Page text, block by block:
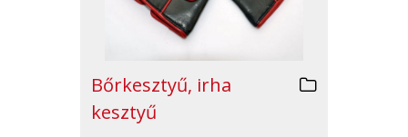
Bőrkesztyű, irha
kesztyű